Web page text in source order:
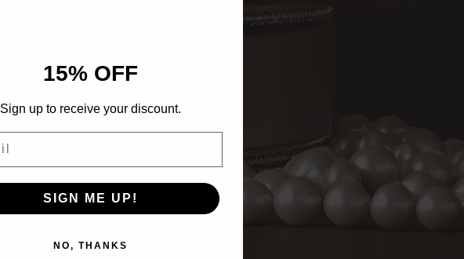
15% OFF
Sign up to receive your discount.
SIGN ME UP!
NO, THANKS